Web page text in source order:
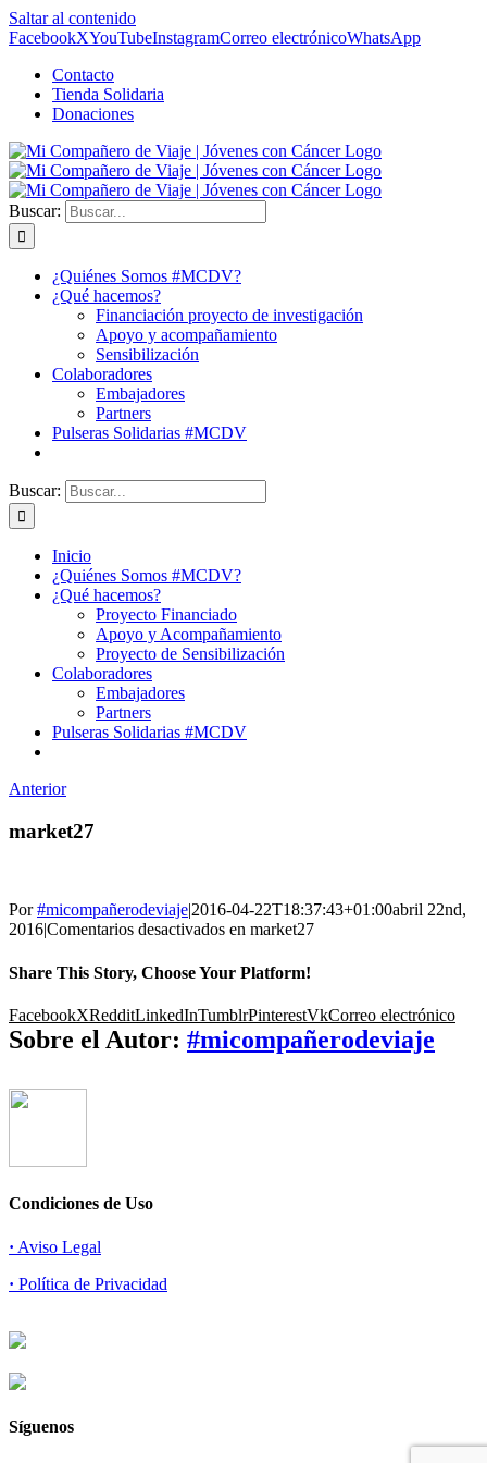
Saltar al contenido
FacebookXYouTubeInstagramCorreo electrónicoWhatsApp
Contacto
Tienda Solidaria
Donaciones
Buscar:
¿Quiénes Somos #MCDV?
¿Qué hacemos?
Financiación proyecto de investigación
Apoyo y acompañamiento
Sensibilización
Colaboradores
Embajadores
Partners
Pulseras Solidarias #MCDV
Buscar:
Inicio
¿Quiénes Somos #MCDV?
¿Qué hacemos?
Proyecto Financiado
Apoyo y Acompañamiento
Proyecto de Sensibilización
Colaboradores
Embajadores
Partners
Pulseras Solidarias #MCDV
Anterior
market27
Por#micompañerodeviaje|2016-04-22T18:37:43+01:00abril 22nd,
2016|Comentarios desactivados en market27
Share This Story, Choose Your Platform!
FacebookXRedditLinkedInTumblrPinterestVkCorreo electrónico
Sobre el Autor: #micompañerodeviaje
Condiciones de Uso
· Aviso Legal
· Política de Privacidad
Síguenos